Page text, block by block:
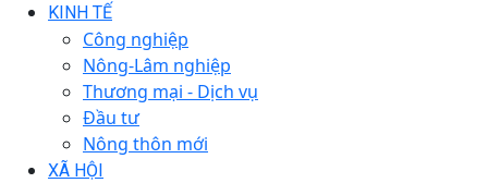
KINH TẾ
Công nghiệp
Nông-Lâm nghiệp
Thương mại - Dịch vụ
Đầu tư
Nông thôn mới
XÃ HỘI